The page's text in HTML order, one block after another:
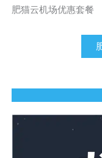
肥猫云机场优惠套餐